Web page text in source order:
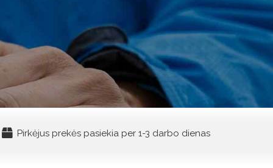
Pirkėjus prekės pasiekia per 1-3 darbo dienas